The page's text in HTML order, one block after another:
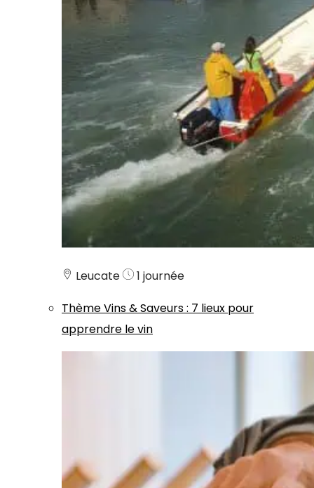
Leucate
1 journée
ThèmeVins & Saveurs: 7 lieux pour
apprendre le vin